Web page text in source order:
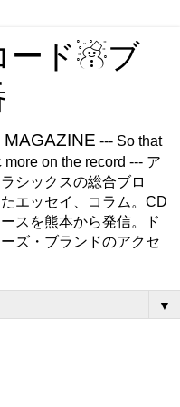
ード☃ブ
--- So that
on the record --- ア
シックスの総合ブロ
エッセイ、コラム。CD
スを熊本から発信。ド
ズ・ブランドのアクセ
▼